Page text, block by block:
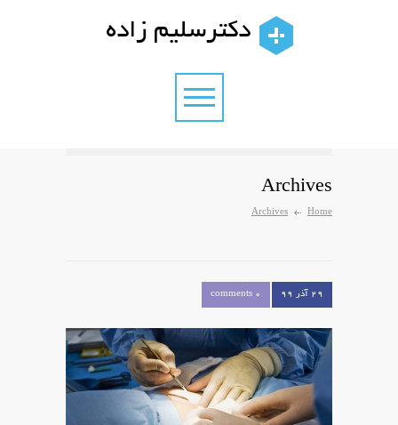
دکترسلیم زاده
Archives
Home
Archives
۲۹ آذر ۹۹ 0 comments